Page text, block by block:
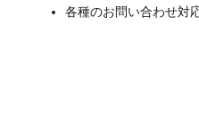
各種のお問い合わせ対